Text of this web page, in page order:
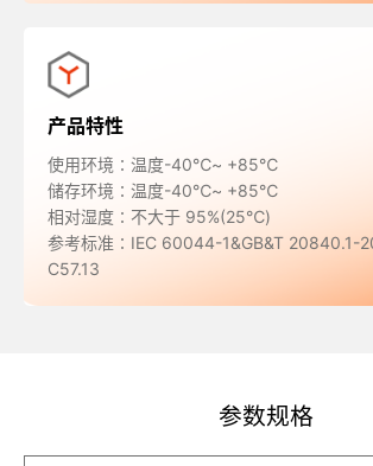
产品特性
使用环境∶温度-40℃~ +85℃
储存环境∶温度-40℃~ +85℃
相对湿度∶不大于 95%(25℃)
参考标准∶IEC 60044-1&GB&T 20840.1-
C57.13
参数规格